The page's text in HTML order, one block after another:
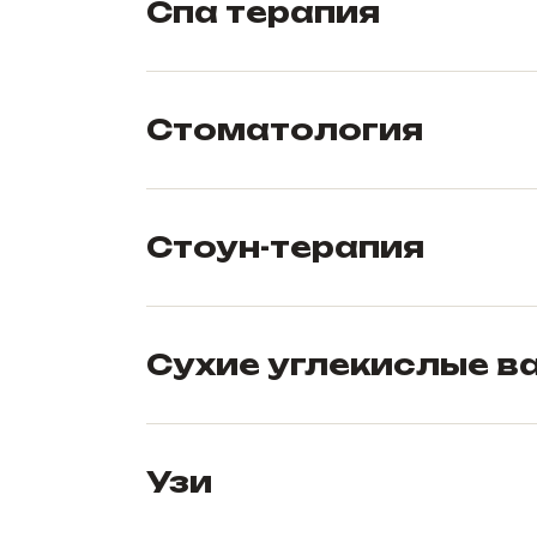
Спа терапия
Стоматология
Стоун-терапия
Сухие углекислые
Узи